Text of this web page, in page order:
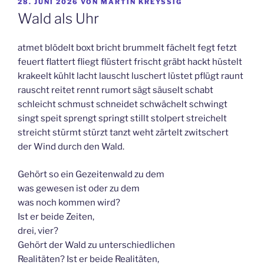
AM
28. JUNI 2026 VON MARTIN KREYSSIG
Wald als Uhr
atmet blödelt boxt bricht brummelt fächelt fegt fetzt
feuert flattert fliegt flüstert frischt gräbt hackt hüstelt
krakeelt kühlt lacht lauscht luschert lüstet pflügt raunt
rauscht reitet rennt rumort sägt säuselt schabt
schleicht schmust schneidet schwächelt schwingt
singt speit sprengt springt stillt stolpert streichelt
streicht stürmt stürzt tanzt weht zärtelt zwitschert
der Wind durch den Wald.
Gehört so ein Gezeitenwald zu dem
was gewesen ist oder zu dem
was noch kommen wird?
Ist er beide Zeiten,
drei, vier?
Gehört der Wald zu unterschiedlichen
Realitäten? Ist er beide Realitäten,